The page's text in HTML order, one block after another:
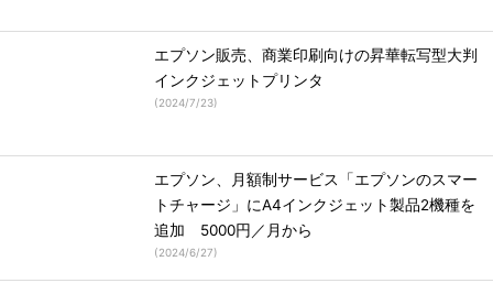
エプソン販売、商業印刷向けの昇華転写型大判
インクジェットプリンタ
(2024/7/23)
エプソン、月額制サービス「エプソンのスマー
トチャージ」にA4インクジェット製品2機種を
追加 5000円／月から
(2024/6/27)